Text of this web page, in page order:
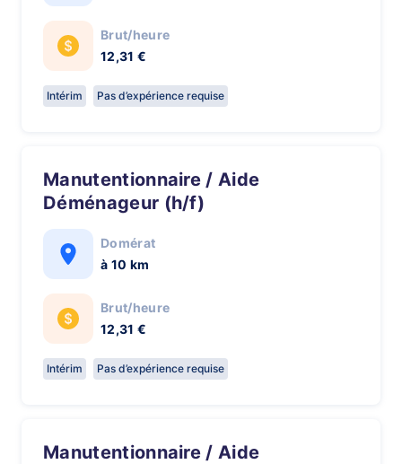
Brut/heure
12,31 €
Intérim Pas d’expérience requise
Manutentionnaire / Aide
Déménageur (h/f)
Domérat
à 10 km
Brut/heure
12,31 €
Intérim Pas d’expérience requise
Manutentionnaire / Aide